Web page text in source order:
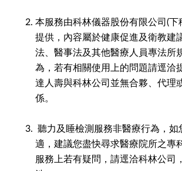
本服務由科林儀器股份有限公司(下
提供，內容屬於健康促進及衛教建
法、醫事法及其他醫療人員專法所
為，若有相關使用上的問題請逕洽
達人壽與科林公司並無合夥、代理
係。
聽力及睡檢測服務非醫療行為，如
適，建議您盡快尋求醫療院所之專
服務上若有疑問，請逕洽科林公司